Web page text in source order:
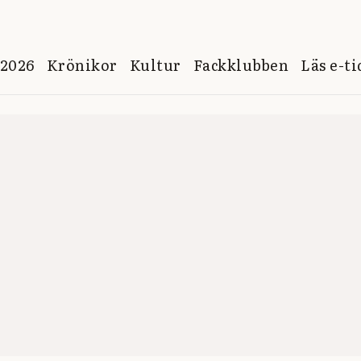
Krönikor Kultur Fackklubben Läs e-